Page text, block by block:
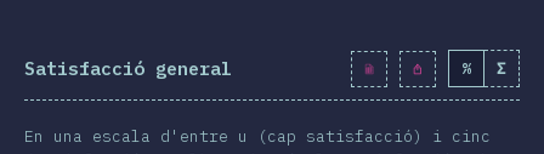
Satisfacció general % Σ
En una escala d'entre u (cap satisfacció) i cinc